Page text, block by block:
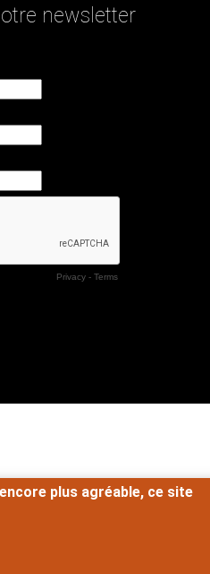
newsletter
plus agréable, ce site